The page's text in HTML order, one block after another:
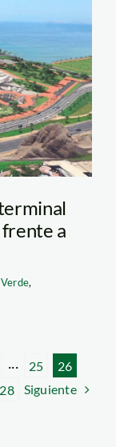
a
,
··· 25
26
28 Siguiente